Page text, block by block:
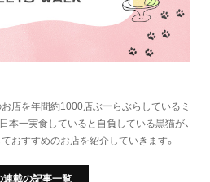
お店を年間約1000店ぶーらぶらしているミ
本一実食していると自負している黒猫が、
おすすめのお店を紹介していきます。
連載の記事一覧